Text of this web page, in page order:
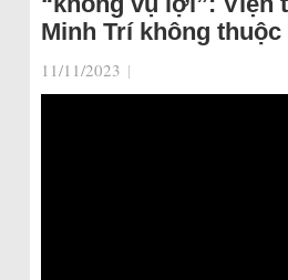
Minh Trí không thuộc
11/11/2023 |